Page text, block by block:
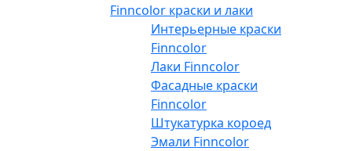
Finncolor краски и лаки
Интерьерные краски
Finncolor
Лаки Finncolor
Фасадные краски
Finncolor
Штукатурка короед
Эмали Finncolor